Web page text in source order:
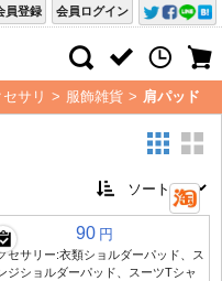
会員ログイン
員登録
サリ > 服飾雑貨 > 肩パッド
90 円
セサリー:衣類ショルダーパッド、ス
ジショルダーパッド、スーツTシャ